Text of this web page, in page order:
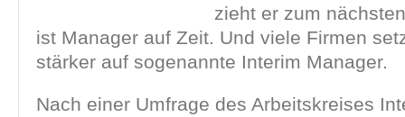
zieht er zum
ist Manager auf Zeit. Und viele Firmen
stärker auf sogenannte Interim Manager.
Nach einer Umfrage des Arbeitskreises